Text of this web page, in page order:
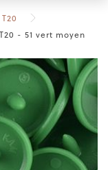
- 51 vert moyen